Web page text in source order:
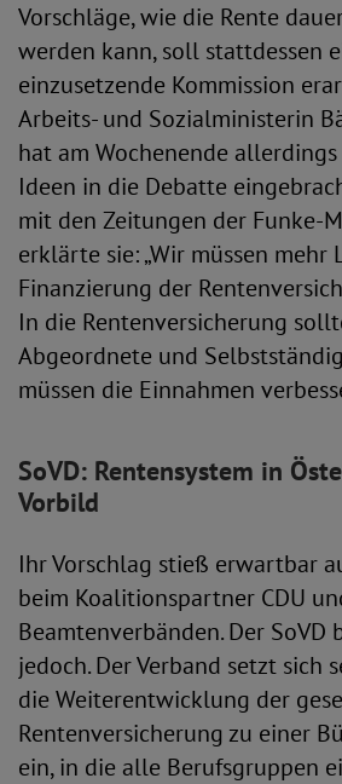
Vorschläge, wie die Rente
werden kann, soll stattdessen
einzusetzende Kommission
Arbeits- und Sozialministerin
hat am Wochenende
Ideen in die Debatte
mit den Zeitungen der Funke-
erklärte sie: „Wir müssen mehr
Finanzierung der
In die Rentenversicherung
Abgeordnete und
müssen die Einnahmen
SoVD: Rentensystem in
Vorbild
Ihr Vorschlag stieß erwartbar
beim Koalitionspartner CDU
Beamtenverbänden. Der SoVD
jedoch. Der Verband setzt sich
die Weiterentwicklung der
Rentenversicherung zu einer
ein, in die alle Berufsgruppen